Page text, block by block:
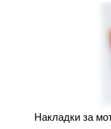
Накладки за